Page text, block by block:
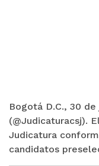
Bogotá D.C., 30
(@Judicaturacsj).
Judicatura
candidatos